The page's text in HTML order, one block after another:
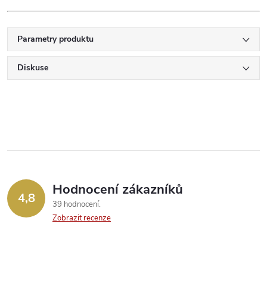
Parametry produktu
Diskuse
4,8 Hodnocení zákazníků
39 hodnocení
Zobrazit recenze